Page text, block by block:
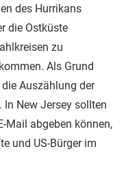
des Hurrikans
die Ostküste
zu
Als Grund
Auszählung der
New Jersey sollten
Mail abgeben können,
und US-Bürger im